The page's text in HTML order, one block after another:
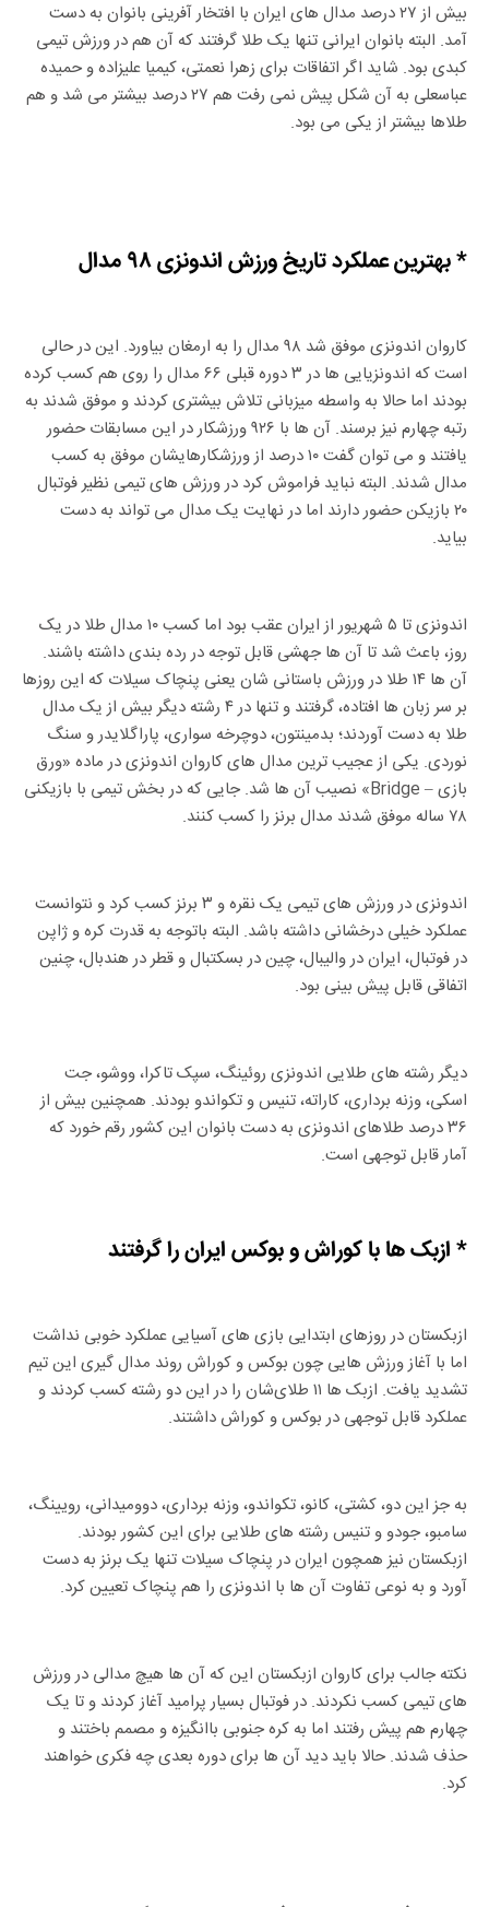
بیش از ۲۷ درصد مدال های ایران با افتخار آفرینی بانوان به دست
آمد. البته بانوان ایرانی تنها یک طلا گرفتند که آن هم در ورزش تیمی
کبدی بود. شاید اگر اتفاقات برای زهرا نعمتی، کیمیا علیزاده و حمیده
عباسعلی به آن شکل پیش نمی رفت هم ۲۷ درصد بیشتر می شد و هم
طلاها بیشتر از یکی می بود.
* بهترین عملکرد تاریخ ورزش اندونزی ۹۸ مدال
کاروان اندونزی موفق شد ۹۸ مدال را به ارمغان بیاورد. این در حالی
است که اندونزیایی ها در ۳ دوره قبلی ۶۶ مدال را روی هم کسب کرده
بودند اما حالا به واسطه میزبانی تلاش بیشتری کردند و موفق شدند به
رتبه چهارم نیز برسند. آن ها با ۹۲۶ ورزشکار در این مسابقات حضور
یافتند و می توان گفت ۱۰ درصد از ورزشکارهایشان موفق به کسب
مدال شدند. البته نباید فراموش کرد در ورزش های تیمی نظیر فوتبال
۲۰ بازیکن حضور دارند اما در نهایت یک مدال می تواند به دست
بیاید.
اندونزی تا ۵ شهریور از ایران عقب بود اما کسب ۱۰ مدال طلا در یک
روز، باعث شد تا آن ها جهشی قابل توجه در رده بندی داشته باشند.
آن ها ۱۴ طلا در ورزش باستانی شان یعنی پنچاک سیلات که این روزها
بر سر زبان ها افتاده، گرفتند و تنها در ۴ رشته دیگر بیش از یک مدال
طلا به دست آوردند؛ بدمینتون، دوچرخه سواری، پاراگلایدر و سنگ
نوردی. یکی از عجیب ترین مدال های کاروان اندونزی در ماده «ورق
بازی – Bridge» نصیب آن ها شد. جایی که در بخش تیمی با بازیکنی
۷۸ ساله موفق شدند مدال برنز را کسب کنند.
اندونزی در ورزش های تیمی یک نقره و ۳ برنز کسب کرد و نتوانست
عملکرد خیلی درخشانی داشته باشد. البته باتوجه به قدرت کره و ژاپن
در فوتبال، ایران در والیبال، چین در بسکتبال و قطر در هندبال، چنین
اتفاقی قابل پیش بینی بود.
دیگر رشته های طلایی اندونزی روئینگ، سپک تاکرا، ووشو، جت
اسکی، وزنه برداری، کاراته، تنیس و تکواندو بودند. همچنین بیش از
۳۶ درصد طلاهای اندونزی به دست بانوان این کشور رقم خورد که
آمار قابل توجهی است.
* ازبک ها با کوراش و بوکس ایران را گرفتند
ازبکستان در روزهای ابتدایی بازی های آسیایی عملکرد خوبی نداشت
اما با آغاز ورزش هایی چون بوکس و کوراش روند مدال گیری این تیم
تشدید یافت. ازبک ها ۱۱ طلای‌شان را در این دو رشته کسب کردند و
عملکرد قابل توجهی در بوکس و کوراش داشتند.
به جز این دو، کشتی، کانو، تکواندو، وزنه برداری، دوومیدانی، رویینگ،
سامبو، جودو و تنیس رشته های طلایی برای این کشور بودند.
ازبکستان نیز همچون ایران در پنچاک سیلات تنها یک برنز به دست
آورد و به نوعی تفاوت آن ها با اندونزی را هم پنچاک تعیین کرد.
نکته جالب برای کاروان ازبکستان این که آن ها هیچ مدالی در ورزش
های تیمی کسب نکردند. در فوتبال بسیار پرامید آغاز کردند و تا یک
چهارم هم پیش رفتند اما به کره جنوبی باانگیزه و مصمم باختند و
حذف شدند. حالا باید دید آن ها برای دوره بعدی چه فکری خواهند
کرد.